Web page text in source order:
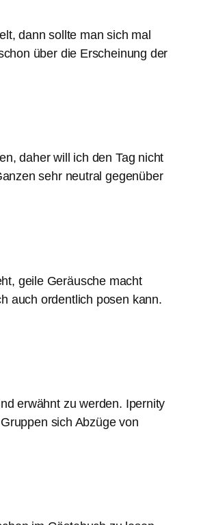
dann sollte man sich mal
über die Erscheinung der
daher will ich den Tag nicht
sehr neutral gegenüber
geile Geräusche macht
auch ordentlich posen kann.
erwähnt zu werden. Ipernity
sich Abzüge von